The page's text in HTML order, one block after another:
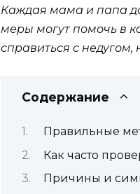
Каждая мама и папа
меры могут помочь в
справиться с недугом,
Содержание
Правильные
Как часто
Причины и